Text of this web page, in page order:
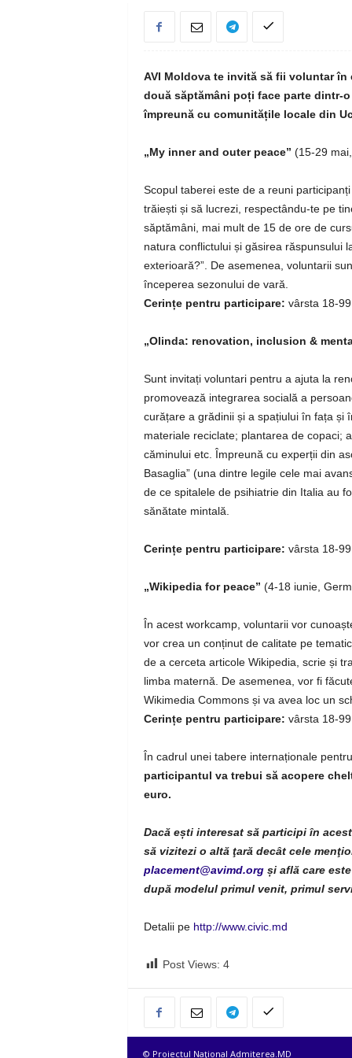
AVI Moldova te invită să fii voluntar în
două săptămâni poți face parte dintr-
împreună cu comunitățile locale din
„My inner and outer peace” (15-29
Scopul taberei este de a reuni
trăiești și să lucrezi, respectându-te pe
săptămâni, mai mult de 15 de ore de
natura conflictului și găsirea răspunsului
exterioară?”. De asemenea, voluntarii
începerea sezonului de vară.
Cerințe pentru participare: vârsta 18-
„Olinda: renovation, inclusion &
Sunt invitați voluntari pentru a ajuta la
promovează integrarea socială a
curățare a grădinii și a spațiului în fața și
materiale reciclate; plantarea de copaci;
căminului etc. Împreună cu experții din
Basaglia” (una dintre legile cele mai
de ce spitalele de psihiatrie din Italia au
sănătate mintală.
Cerințe pentru participare: vârsta 18-
„Wikipedia for peace” (4-18 iunie,
În acest workcamp, voluntarii vor
vor crea un conținut de calitate pe
de a cerceta articole Wikipedia, scrie și
limba maternă. De asemenea, vor fi
Wikimedia Commons și va avea loc un
Cerințe pentru participare: vârsta 18-
În cadrul unei tabere internaționale
participantul va trebui să acopere
euro.
Dacă ești interesat să participi în
să vizitezi o altă ţară decât cele
placement@avimd.orgși află care
după modelul primul venit, primul
Detalii pe http://www.civic.md
Post Views: 4
© Proiectul Naţional Admiterea.MD